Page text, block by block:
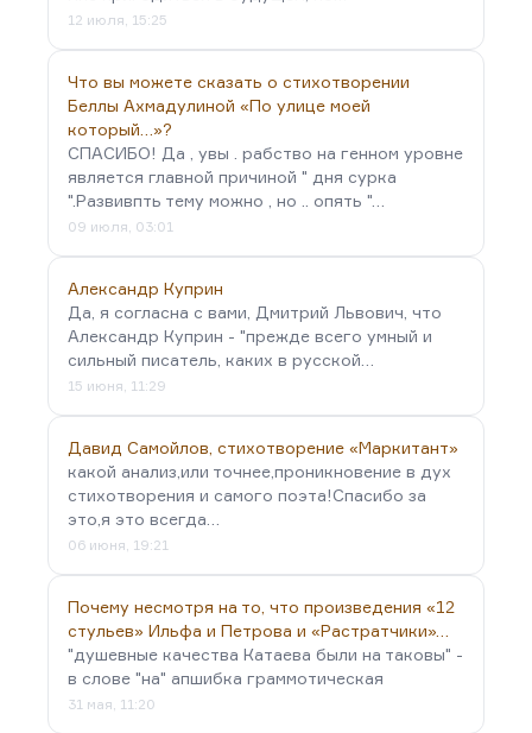
12 июля, 15:25
Что вы можете сказать о стихотворении
Беллы Ахмадулиной «По улице моей
который…»?
СПАСИБО! Да , увы . рабство на генном уровне
является главной причиной " дня сурка
".Развивпть тему можно , но .. опять "…
09 июля, 03:01
Александр Куприн
Да, я согласна с вами, Дмитрий Львович, что
Александр Куприн - "прежде всего умный и
сильный писатель, каких в русской…
15 июня, 11:29
Давид Самойлов, стихотворение «Маркитант»
какой анализ,или точнее,проникновение в дух
стихотворения и самого поэта!Спасибо за
это,я это всегда…
06 июня, 19:21
Почему несмотря на то, что произведения «12
стульев» Ильфа и Петрова и «Растратчики»…
"душевные качества Катаева были на таковы" -
в слове "на" апшибка граммотическая
31 мая, 11:20